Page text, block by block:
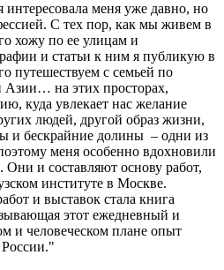
меня уже давно, но
С тех пор, как мы живем в
хожу по ее улицам и
и статьи к ним я публикую в
путешествуем с семьей по
Азии… на этих просторах,
куда увлекает нас желание
людей, другой образ жизни,
и бескрайние долины – одни из
меня особенно вдохновили
Они и составляют основу работ,
институте в Москве.
и выставок стала книга
этот ежедневный и
и человеческом плане опыт